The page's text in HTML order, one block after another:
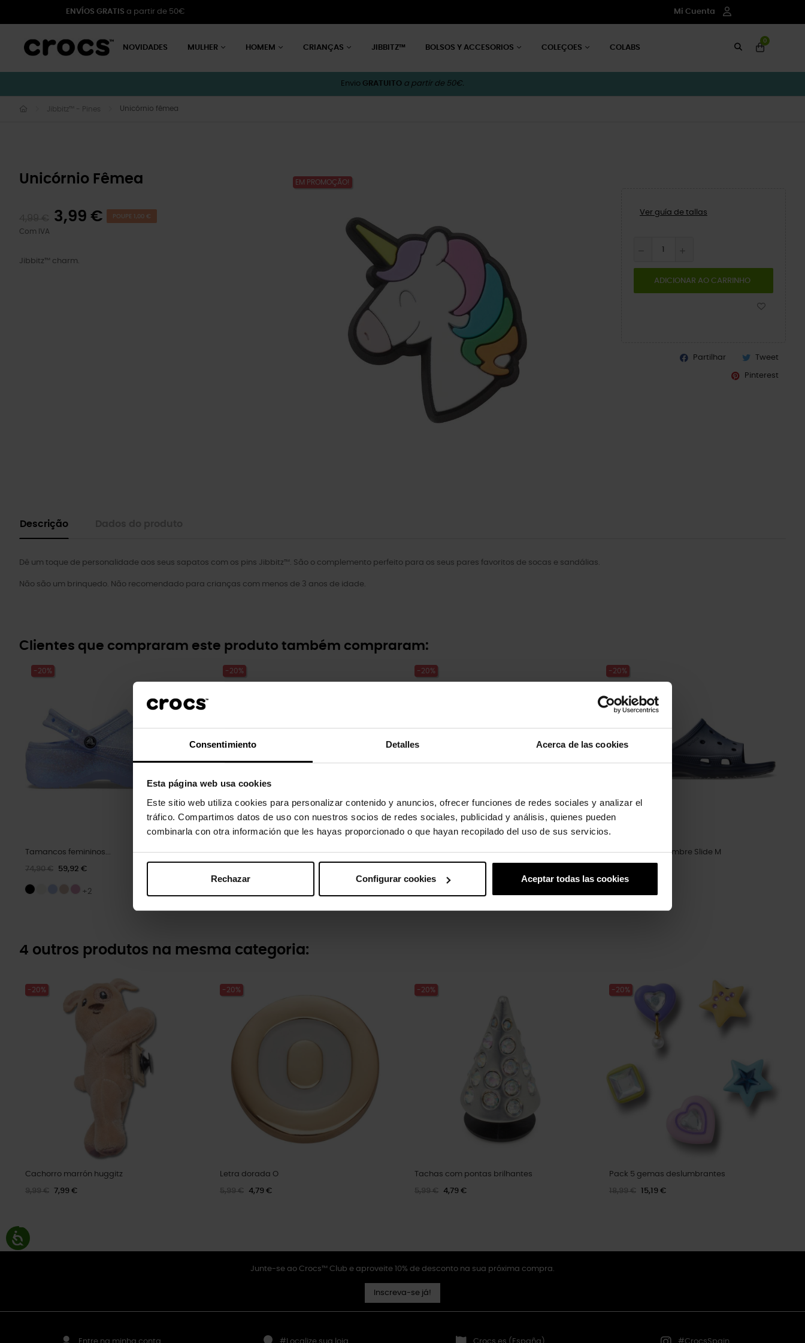
Consentimiento Detalles Acerca de las cookies
Esta página web usa cookies
Este sitio web utiliza cookies para personalizar contenido y anuncios, ofrecer funciones de redes sociales y analizar el
tráfico. Compartimos datos de uso con nuestros socios de redes sociales, publicidad y análisis, quienes pueden
combinarla con otra información que les hayas proporcionado o que hayan recopilado del uso de sus servicios.
Rechazar Configurar cookies Aceptar todas las cookies
ENVÍOS GRATIS a partir de 50€ Mi Cuenta
NOVIDADES MULHER HOMEM CRIANÇAS JIBBITZ™ BOLSOS Y ACCESORIOS COLEÇOES COLABS
0
Envio GRATUITO a partir de 50€.
Jibbitz™ - Pines Unicórnio fêmea
Unicórnio Fêmea
3,99 € POUPE 1,00 €
Com IVA
Jibbitz™ charm.
EM PROMOÇÃO!
Ver guía de tallas
ADICIONAR AO CARRINHO
Partilhar Tweet
Pinterest
Descrição
Dê um toque de personalidade aos seus sapatos com os pins Jibbitz™. São o complemento perfeito para os seus pares favoritos de socas e sandálias.
Não são um brinquedo. Não recomendado para crianças com menos de 3 anos de idade.
Clientes que compraram este produto também compraram:
-20%
Tamancos femininos...
74,90 € 59,92 €
+2
-20%
Aranha e teia elevada
-20%
Bola de futebol
-20%
Sandalias para hombre Slide M
4 outros produtos na mesma categoria:
-20%
Cachorro marrón huggitz
9,99 € 7,99 €
-20%
Letra dorada O
5,99 € 4,79 €
-20%
Tachas com pontas brilhantes
5,99 € 4,79 €
-20%
Pack 5 gemas deslumbrantes
18,99 € 15,19 €
Junte-se ao Crocs™ Club e aproveite 10% de desconto na sua próxima compra.
Inscreva-se já!